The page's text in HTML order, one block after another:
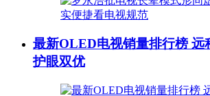
最新OLED电视销量排行榜 远
护眼双优